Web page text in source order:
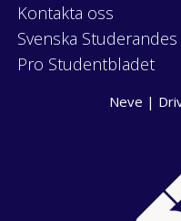
Kontakta oss
Svenska
Pro Studentbladet
Neve |